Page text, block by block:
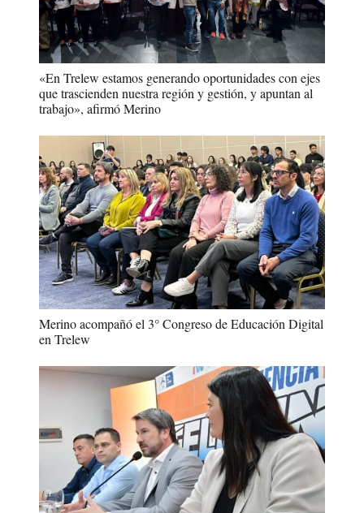
«En Trelew estamos generando oportunidades con ejes
que trascienden nuestra región y gestión, y apuntan al
trabajo», afirmó Merino
Merino acompañó el 3° Congreso de Educación Digital
en Trelew